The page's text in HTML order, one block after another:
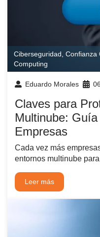
Ciberseguridad, Confianza
Computing
Eduardo Morales
Claves para
Multinube:
Empresas
Cada vez más
entornos multinube
Leer más